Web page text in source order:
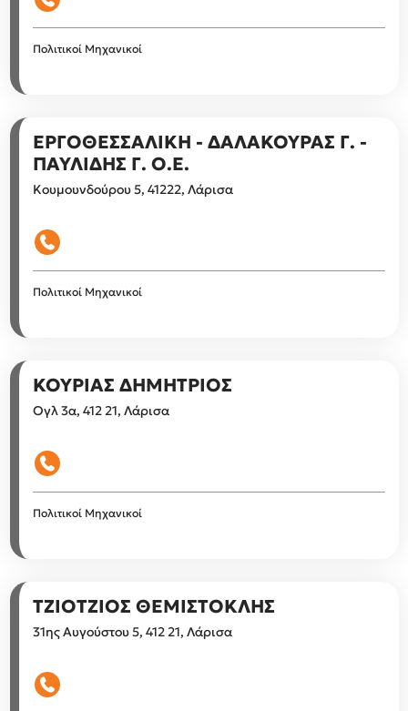
Πολιτικοί Μηχανικοί
ΕΡΓΟΘΕΣΣΑΛΙΚΗ - ΔΑΛΑΚΟΥΡΑΣ Γ. -
ΠΑΥΛΙΔΗΣ Γ. Ο.Ε.
Κουμουνδούρου 5, 41222, Λάρισα
Πολιτικοί Μηχανικοί
ΚΟΥΡΙΑΣ ΔΗΜΗΤΡΙΟΣ
Ογλ 3α, 412 21, Λάρισα
Πολιτικοί Μηχανικοί
ΤΖΙΟΤΖΙΟΣ ΘΕΜΙΣΤΟΚΛΗΣ
31ης Αυγούστου 5, 412 21, Λάρισα